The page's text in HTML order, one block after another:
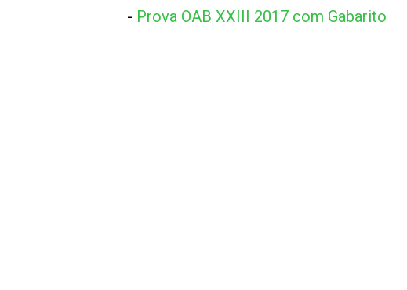
- Prova OAB XXIII 2017 com Gabarito